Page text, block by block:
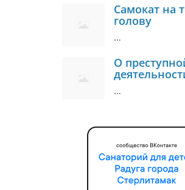
Самокат на
голову
…
О
…